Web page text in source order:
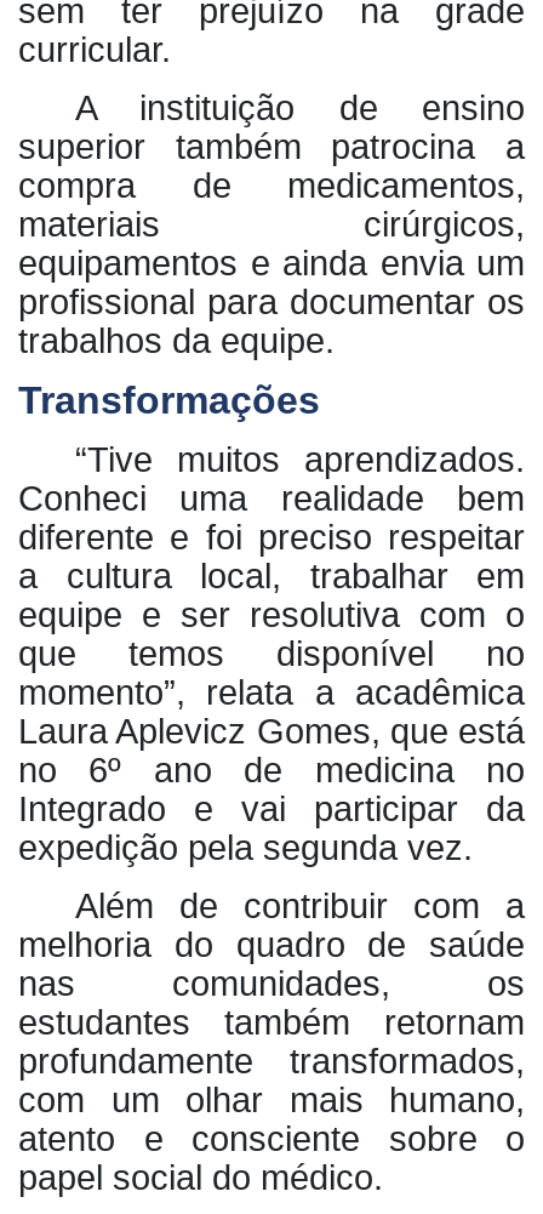
sem ter prejuízo na grade
curricular.
A instituição de ensino
superior também patrocina a
compra de medicamentos,
materiais cirúrgicos,
equipamentos e ainda envia um
profissional para documentar os
trabalhos da equipe.
Transformações
“Tive muitos aprendizados.
Conheci uma realidade bem
diferente e foi preciso respeitar
a cultura local, trabalhar em
equipe e ser resolutiva com o
que temos disponível no
momento”, relata a acadêmica
Laura Aplevicz Gomes, que está
no 6º ano de medicina no
Integrado e vai participar da
expedição pela segunda vez.
Além de contribuir com a
melhoria do quadro de saúde
nas comunidades, os
estudantes também retornam
profundamente transformados,
com um olhar mais humano,
atento e consciente sobre o
papel social do médico.